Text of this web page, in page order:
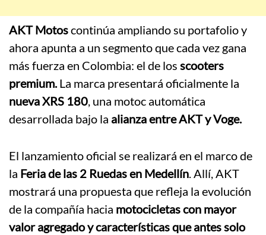
AKT Motoscontinúa ampliando su portafolio y
ahora apunta a un segmento que cada vez gana
más fuerza en Colombia: el de los scooters
premium.La marca presentará oficialmente la
nueva XRS 180, una motoc automática
desarrollada bajo la alianza entre AKT yVoge.
El lanzamiento oficial se realizará en el marco de
la Feria de las 2 Ruedas en Medellín. Allí, AKT
mostrará una propuesta que refleja la evolución
de la compañía hacia motocicletas con mayor
valor agregado y características que antes solo